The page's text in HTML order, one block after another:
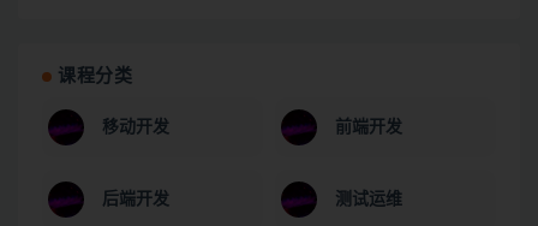
课程分类
移动开发 前端开发
后端开发 测试运维